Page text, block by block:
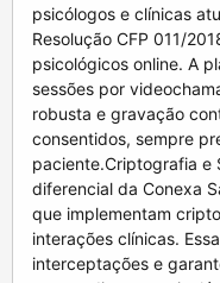
psicólogos e clínicas
Resolução CFP 011/
psicológicos online. A
sessões por
robusta e gravação
consentidos, sempre
paciente.Criptografia e
diferencial da Conexa
que implementam
interações clínicas.
interceptações e